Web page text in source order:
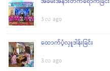
3 လ ago
ထောက်ပံ့လှူဒါန်းခြင်း
3 လ ago